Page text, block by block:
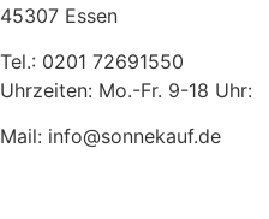
45307 Essen
Tel.: 0201 72691550
Uhrzeiten: Mo.-Fr. 9-18 Uhr:
Mail: info@sonnekauf.de